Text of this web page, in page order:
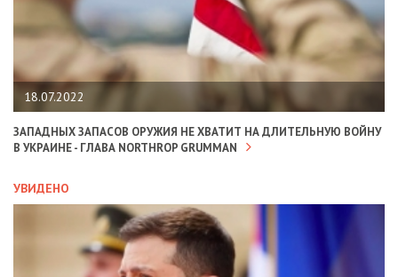
18.07.2022
ЗАПАДНЫХ ЗАПАСОВ ОРУЖИЯ НЕ ХВАТИТ НА ДЛИТЕЛЬНУЮ ВОЙНУ
В УКРАИНЕ - ГЛАВА NORTHROP GRUMMAN
УВИДЕНО